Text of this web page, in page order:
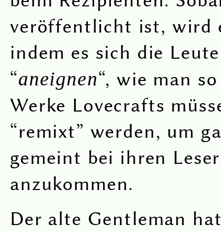
veröffentlicht ist, wird
indem es sich die
“aneignen“, wie man
Werke Lovecrafts
“remixt” werden, um
gemeint bei ihren
anzukommen.
Der alte Gentleman